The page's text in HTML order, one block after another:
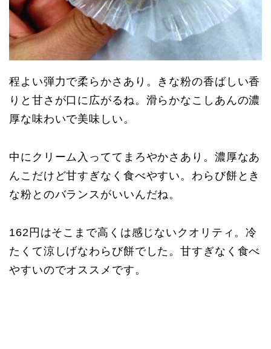
程よい弾力で柔らかさあり。きな粉の香ばしい香
りと甘さが口に広がるね。滑らかなこしあんの濃
厚な味わいで美味しい。
中にクリーム入っててまろやかさあり。濃厚なあ
んこだけど甘すぎなく食べやすい。わらび餅とき
な粉とのバランスがいいんだね。
162円はそこまで高くは感じないクオリティ。冷
たくて涼しげなわらび餅でした。甘すぎなく食べ
やすいのでオススメです。